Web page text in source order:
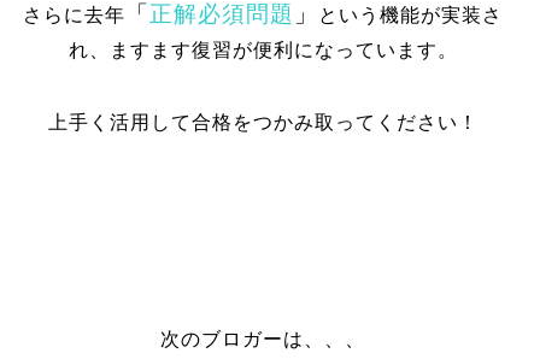
さらに去年 「 正解必須問題 」
という機能が実装さ
れ、ますます復習が便利になっています。
上手く活用して合格をつかみ取ってください！
次のブロガーは、、、